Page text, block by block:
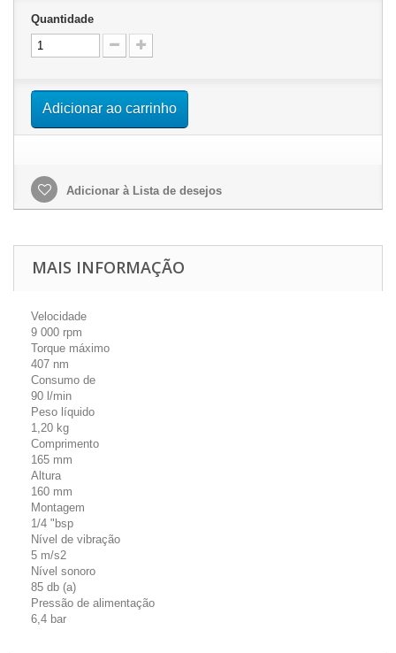
Quantidade
Adicionar ao carrinho
Adicionar à Lista de desejos
MAIS INFORMAÇÃO
Velocidade
9 000 rpm
Torque máximo
407 nm
Consumo de
90 l/min
Peso líquido
1,20 kg
Comprimento
165 mm
Altura
160 mm
Montagem
1/4 "bsp
Nível de vibração
5 m/s2
Nível sonoro
85 db (a)
Pressão de alimentação
6,4 bar